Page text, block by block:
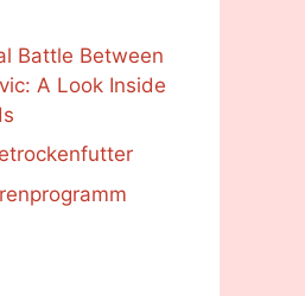
Battle Between
A Look Inside